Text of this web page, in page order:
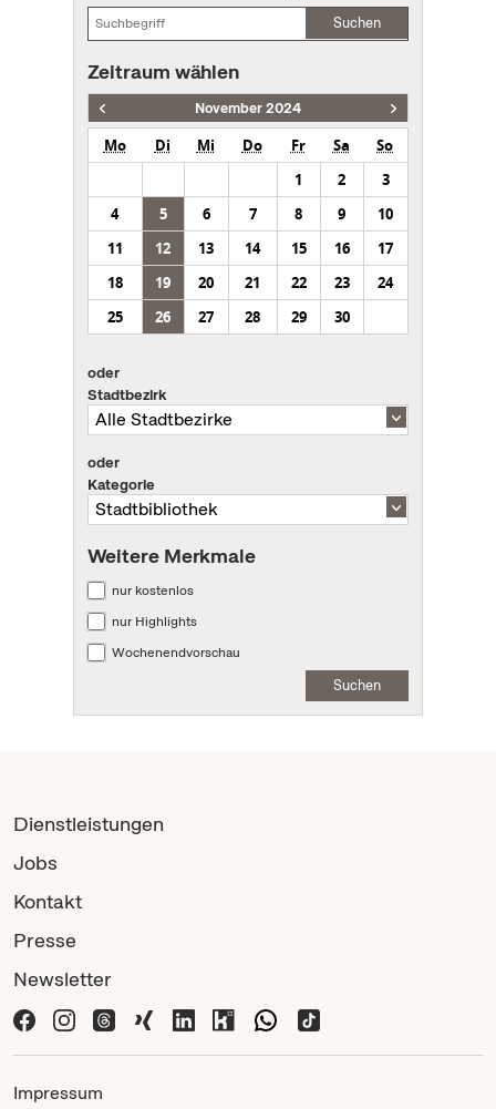
Suchen
Zeitraum wählen
November 2024
Mo Di Mi Do Fr Sa
So
1
2
3
4
5 6 7 8 9
10
11
12 13 14 15 16
17
18
19 20 21 22 23
24
25
26 27 28 29 30
oder
Stadtbezirk
oder
Kategorie
Weitere Merkmale
nur kostenlos
nur Highlights
Wochenendvorschau
Suchen
Dienstleistungen
Jobs
Kontakt
Presse
Newsletter
Impressum